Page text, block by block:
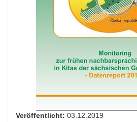
Veröffentlicht: 03.12.2019